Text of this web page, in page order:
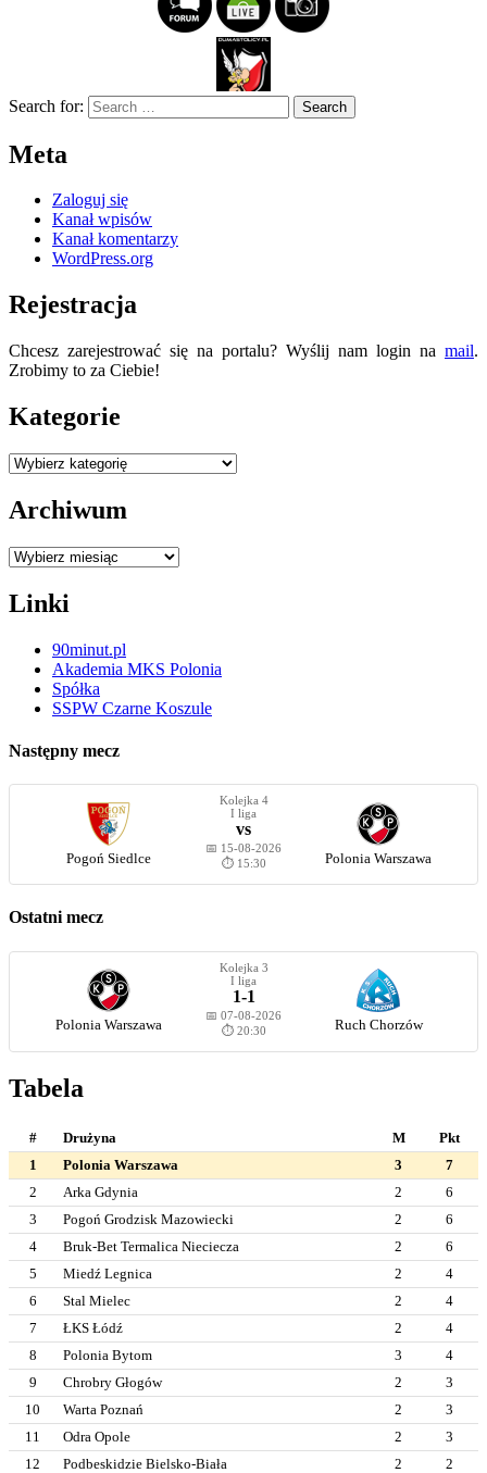
Search for:
Meta
Zaloguj się
Kanał wpisów
Kanał komentarzy
WordPress.org
Rejestracja
Chcesz zarejestrować się na portalu? Wyślij nam login na mail.
Zrobimy to za Ciebie!
Kategorie
Kategorie
Archiwum
Archiwum
Linki
90minut.pl
Akademia MKS Polonia
Spółka
SSPW Czarne Koszule
Następny mecz
Pogoń Siedlce
Kolejka 4
I liga
vs
📅 15-08-2026
⏱️ 15:30
Polonia Warszawa
Ostatni mecz
Polonia Warszawa
Kolejka 3
I liga
1-1
📅 07-08-2026
⏱️ 20:30
Ruch Chorzów
Tabela
# Drużyna M
Pkt
1
Polonia Warszawa 3
7
2
Arka Gdynia 2
6
3
Pogoń Grodzisk Mazowiecki 2
6
4
Bruk-Bet Termalica Nieciecza 2
6
5
Miedź Legnica 2
4
6
Stal Mielec 2
4
7
ŁKS Łódź 2
4
8
Polonia Bytom 3
4
9
Chrobry Głogów 2
3
10
Warta Poznań 2
3
11
Odra Opole 2
3
12
Podbeskidzie Bielsko-Biała 2
2